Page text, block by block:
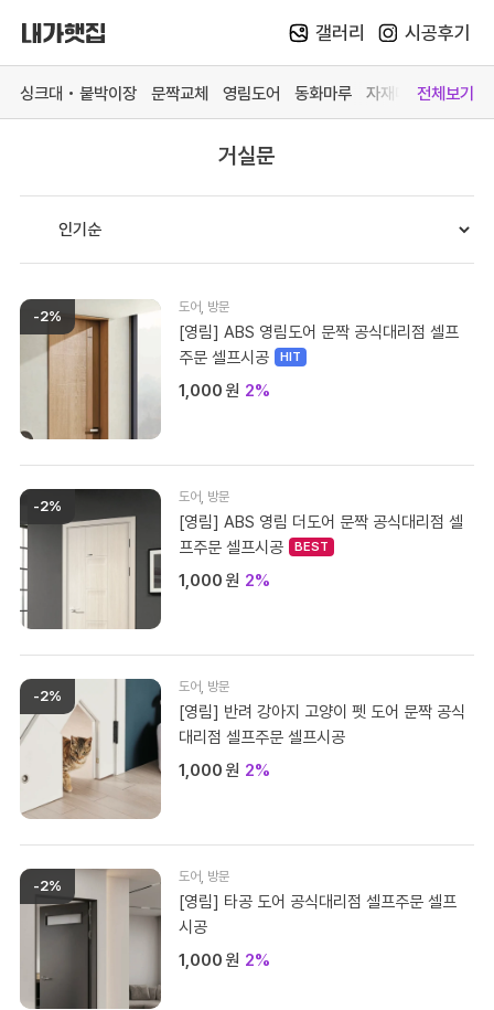
싱크대 • 붙박이장 문짝교체 영림도어 동화마루 자재매장전체보기
Skip
거실문
-2%
도어 방문
[영림] ABS 영림도어 문짝 공식대리점 셀프
주문 셀프시공
1,000 원 2%
-2%
도어 방문
[영림] ABS 영림 더도어 문짝 공식대리점 셀
프주문 셀프시공
1,000 원 2%
-2%
도어 방문
[영림] 반려 강아지 고양이 펫 도어 문짝 공식
대리점 셀프주문 셀프시공
1,000 원 2%
-2%
도어 방문
[영림] 타공 도어 공식대리점 셀프주문 셀프
시공
1,000 원 2%
갤러리 시공후기
싱크대
붙박이장
바스 화장실
영림 방문
예림 방문 (문의)
동화 강화마루
한솔 마루 (문의)
목재
스페이
# 색상샘플 / 영림